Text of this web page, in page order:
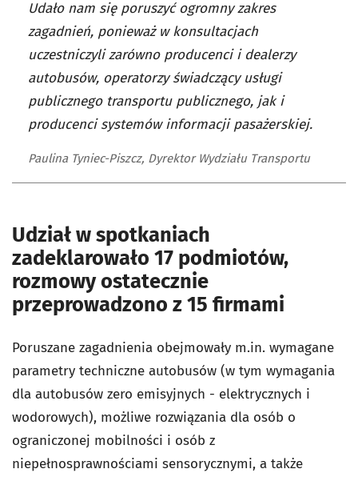
Udało nam się poruszyć ogromny zakres
zagadnień, ponieważ w konsultacjach
uczestniczyli zarówno producenci i dealerzy
autobusów, operatorzy świadczący usługi
publicznego transportu publicznego, jak i
producenci systemów informacji pasażerskiej.
Paulina Tyniec-Piszcz, Dyrektor Wydziału Transportu
Udział w spotkaniach
zadeklarowało 17 podmiotów,
rozmowy ostatecznie
przeprowadzono z 15 firmami
Poruszane zagadnienia obejmowały m.in. wymagane
parametry techniczne autobusów (w tym wymagania
dla autobusów zero emisyjnych - elektrycznych i
wodorowych), możliwe rozwiązania dla osób o
ograniczonej mobilności i osób z
niepełnosprawnościami sensorycznymi, a także